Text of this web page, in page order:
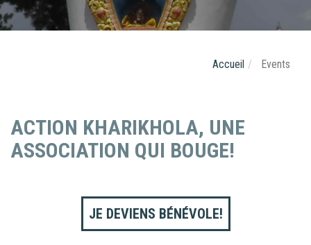
Accueil Events
ACTION KHARIKHOLA, UNE
ASSOCIATION QUI BOUGE!
JE DEVIENS BÉNÉVOLE!